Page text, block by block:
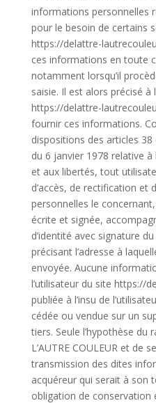
informations personnelles
pour le besoin de certains
https://delattre-
ces informations en toute
notamment lorsqu’il
saisie. Il est alors précisé à
https://delattre-
fournir ces informations.
dispositions des articles
du 6 janvier 1978 relative
et aux libertés, tout
d’accès, de rectification et
personnelles le
écrite et signée,
d’identité avec signature
précisant l’adresse à
envoyée. Aucune
l’utilisateur du site https://
publiée à l’insu de
cédée ou vendue sur un
tiers. Seule l’hypothèse du
L’AUTRE COULEUR et de
transmission des dites
acquéreur qui serait à son
obligation de conservation